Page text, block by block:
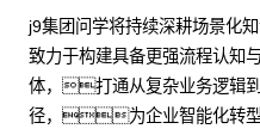
j9集团问学将持续深耕场景化
致力于构建具备更强流程认知
体，打通从复杂业务逻辑
径，为企业智能化转